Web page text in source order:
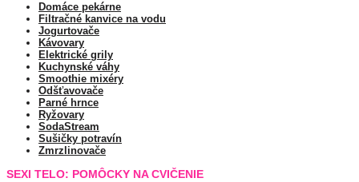
Domáce pekárne
Filtračné kanvice na vodu
Jogurtovače
Kávovary
Elektrické grily
Kuchynské váhy
Smoothie mixéry
Odšťavovače
Parné hrnce
Ryžovary
SodaStream
Sušičky potravín
Zmrzlinovače
SEXI TELO: POMÔCKY NA CVIČENIE